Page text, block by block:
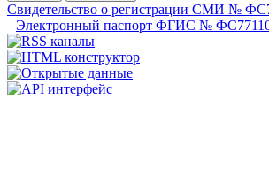
Свидетельство о регистрации СМИ №
Электронный паспорт ФГИС №